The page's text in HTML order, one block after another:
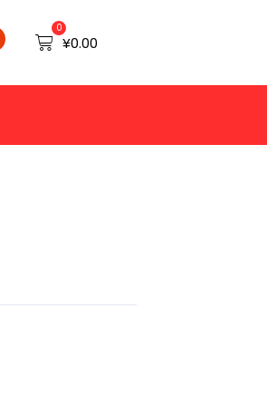
¥0.00
0
Cart